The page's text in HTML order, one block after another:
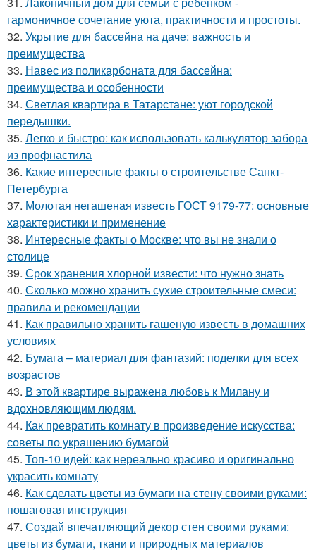
гармоничное сочетание уюта, практичности и простоты.
32. Укрытие для бассейна на даче: важность и
преимущества
33. Навес из поликарбоната для бассейна:
преимущества и особенности
34. Светлая квартира в Татарстане: уют городской
передышки.
35. Легко и быстро: как использовать калькулятор забора
из профнастила
36. Какие интересные факты о строительстве Санкт-
Петербурга
37. Молотая негашеная известь ГОСТ 9179-77: основные
характеристики и применение
38. Интересные факты о Москве: что вы не знали о
столице
39. Срок хранения хлорной извести: что нужно знать
40. Сколько можно хранить сухие строительные смеси:
правила и рекомендации
41. Как правильно хранить гашеную известь в домашних
условиях
42. Бумага – материал для фантазий: поделки для всех
возрастов
43. В этой квартире выражена любовь к Милану и
вдохновляющим людям.
44. Как превратить комнату в произведение искусства:
советы по украшению бумагой
45. Топ-10 идей: как нереально красиво и оригинально
украсить комнату
46. Как сделать цветы из бумаги на стену своими руками:
пошаговая инструкция
47. Создай впечатляющий декор стен своими руками:
цветы из бумаги, ткани и природных материалов